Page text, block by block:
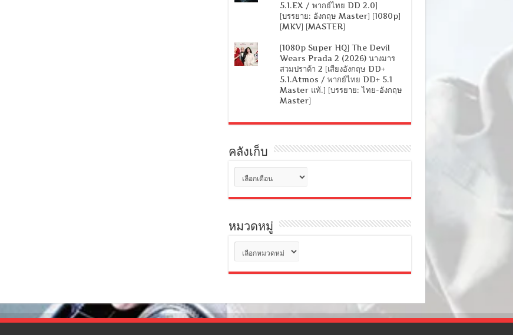
5.1.EX / พากย์ไทย DD 2.0]
[บรรยาย: อังกฤษ Master] [1080p]
[MKV] [MASTER]
[1080p Super HQ] The Devil
Wears Prada 2 (2026) นางมาร
สวมปราด้า 2 [เสียงอังกฤษ DD+
5.1.Atmos / พากย์ไทย DD+ 5.1
Master แท้.] [บรรยาย: ไทย-อังกฤษ
Master]
คลังเก็บ
เก็บ
หมวดหมู่
หมู่